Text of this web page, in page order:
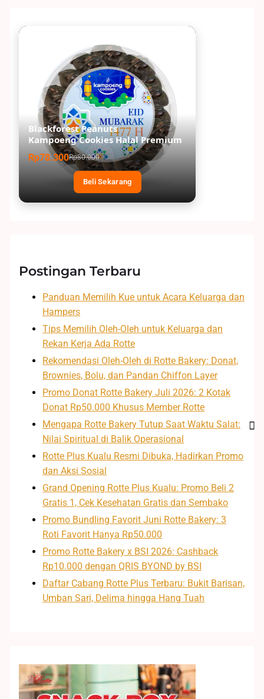
Blackforest Peanuts
Kampoeng Cookies Halal Premium
Rp78.300Rp80.000
Beli Sekarang
Postingan Terbaru
Panduan Memilih Kue untuk Acara Keluarga dan
Hampers
Tips Memilih Oleh-Oleh untuk Keluarga dan
Rekan Kerja Ada Rotte
Rekomendasi Oleh-Oleh di Rotte Bakery: Donat,
Brownies, Bolu, dan Pandan Chiffon Layer
Promo Donat Rotte Bakery Juli 2026: 2 Kotak
Donat Rp50.000 Khusus Member Rotte
Mengapa Rotte Bakery Tutup Saat Waktu Salat:
Nilai Spiritual di Balik Operasional
Rotte Plus Kualu Resmi Dibuka, Hadirkan Promo
dan Aksi Sosial
Grand Opening Rotte Plus Kualu: Promo Beli 2
Gratis 1, Cek Kesehatan Gratis dan Sembako
Promo Bundling Favorit Juni Rotte Bakery: 3
Roti Favorit Hanya Rp50.000
Promo Rotte Bakery x BSI 2026: Cashback
Rp10.000 dengan QRIS BYOND by BSI
Daftar Cabang Rotte Plus Terbaru: Bukit Barisan,
Umban Sari, Delima hingga Hang Tuah